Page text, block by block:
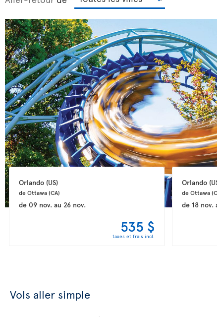
Orlando (US)
de Ottawa (CA)
de 09 nov.au 26 nov.
535 $
taxes et frais incl.
Orlando (US)
de Ottawa
de 18 nov.
Vols aller simple